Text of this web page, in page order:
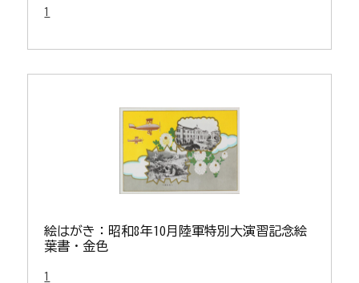
1
絵はがき：昭和8年10月陸軍特別大演習記念絵
葉書・金色
1